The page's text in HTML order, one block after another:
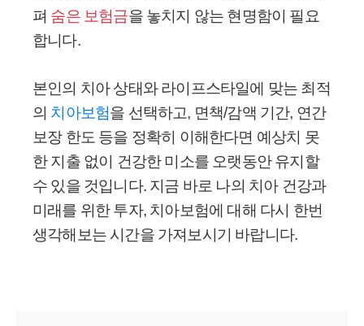
펴 숨은 보험금을 놓치지 않는 현명함이 필요
합니다.
본인의 치아 상태와 라이프스타일에 맞는 최적
의 치아보험을 선택하고, 면책/감액 기간, 연간
보장 한도 등을 정확히 이해한다면 예상치 못
한 지출 없이 건강한 미소를 오랫동안 유지할
수 있을 것입니다. 지금 바로 나의 치아 건강과
미래를 위한 투자, 치아보험에 대해 다시 한번
생각해보는 시간을 가져보시기 바랍니다.